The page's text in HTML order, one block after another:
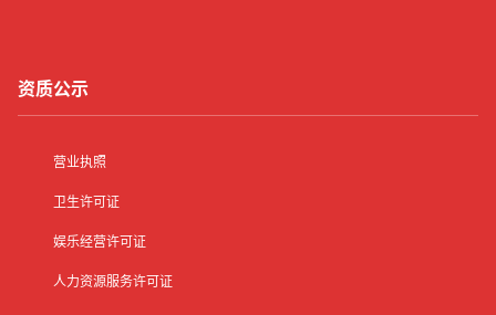
资质公示
营业执照
卫生许可证
娱乐经营许可证
人力资源服务许可证